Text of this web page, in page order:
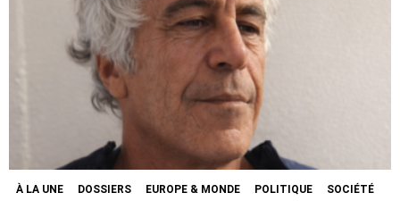
À LA UNE DOSSIERS EUROPE & MONDE POLITIQUE SOCIÉTÉ